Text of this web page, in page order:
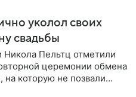
уколол своих
свадьбы
Никола Пельтц отметили
церемонии обмена
на которую не позвали